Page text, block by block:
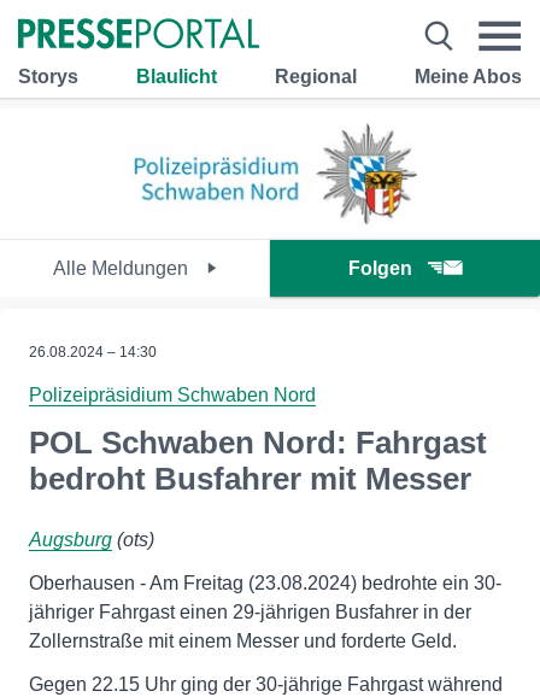
Storys Blaulicht Regional Meine Abos
Alle Meldungen Folgen
26.08.2024 – 14:30
Polizeipräsidium Schwaben Nord
POL Schwaben Nord: Fahrgast
bedroht Busfahrer mit Messer
Augsburg (ots)
Oberhausen - Am Freitag (23.08.2024) bedrohte ein 30-
jähriger Fahrgast einen 29-jährigen Busfahrer in der
Zollernstraße mit einem Messer und forderte Geld.
Gegen 22.15 Uhr ging der 30-jährige Fahrgast während